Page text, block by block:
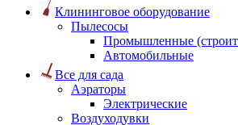
Клининговое оборудование
Пылесосы
Промышленные
Автомобильные
Все для сада
Аэраторы
Электрические
Воздуходувки